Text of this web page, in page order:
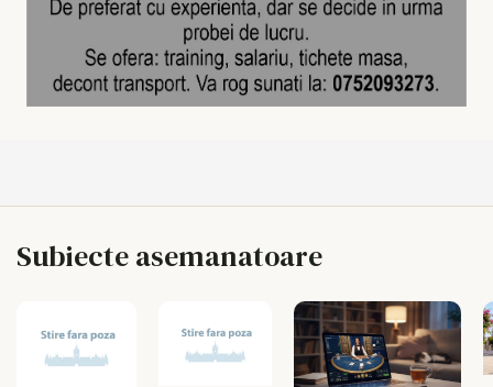
Subiecte asemanatoare